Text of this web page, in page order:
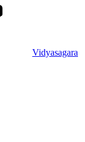
Vidyasagara